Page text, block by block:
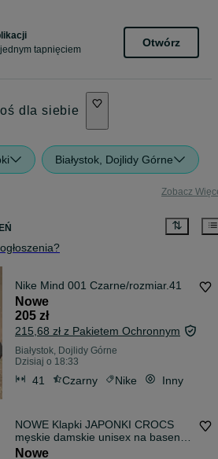
tapnięciem
Otwórz
dla siebie
Białystok, Dojlidy Górne
Zobacz
Nike Mind 001 Czarne/rozmiar.41
Nowe
205 zł
215,68 zł z Pakietem Ochronnym
Białystok, Dojlidy Górne
Dzisiaj o 18:33
41 Czarny Nike Inny
NOWE Klapki JAPONKI CROCS
męskie damskie unisex na basen
BIAŁE R 42/43
Nowe